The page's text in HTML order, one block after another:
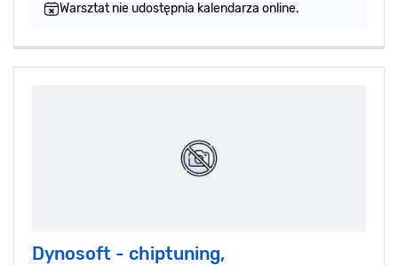
Warsztat nie udostępnia kalendarza online.
Dynosoft - chiptuning,